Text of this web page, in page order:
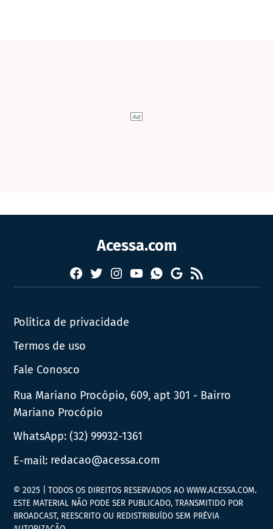
Acessa.com
Facebook
TwitterInstagram
YouTubeWhatsapp
Google
News
RSS
Política de privacidade
Termos de uso
Fale Conosco
Rua Mariano Procópio, 609, apt 301 - Bairro
Mariano Procópio
WhatsApp:(32) 99932-1361
E-mail: redacao@acessa.com
© 2025 | TODOS OS DIREITOS RESERVADOS AO WWW.ACESSA.COM.
ESTE MATERIAL NÃO PODE SER PUBLICADO, TRANSMITIDO POR
BROADCAST, REESCRITO OU REDISTRIBUÍDO SEM PRÉVIA